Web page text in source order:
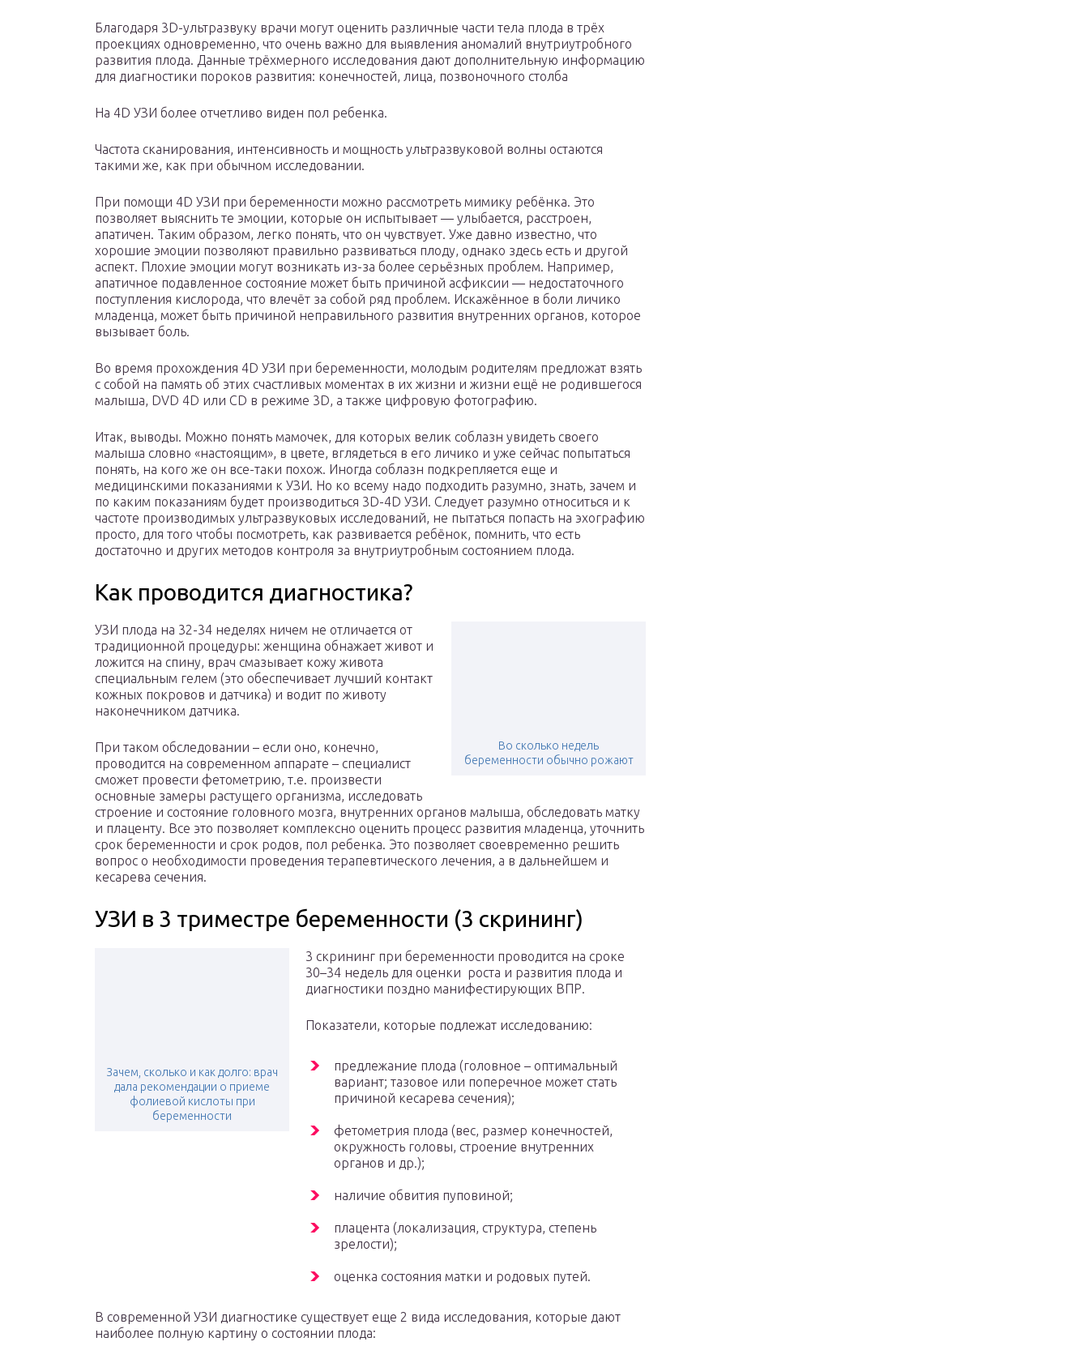
Благодаря 3D-ультразвуку врачи могут оценить различные части тела плода в трёх
проекциях одновременно, что очень важно для выявления аномалий внутриутробного
развития плода. Данные трёхмерного исследования дают дополнительную информацию
для диагностики пороков развития: конечностей, лица, позвоночного столба
На 4D УЗИ более отчетливо виден пол ребенка.
Частота сканирования, интенсивность и мощность ультразвуковой волны остаются
такими же, как при обычном исследовании.
При помощи 4D УЗИ при беременности можно рассмотреть мимику ребёнка. Это
позволяет выяснить те эмоции, которые он испытывает — улыбается, расстроен,
апатичен. Таким образом, легко понять, что он чувствует. Уже давно известно, что
хорошие эмоции позволяют правильно развиваться плоду, однако здесь есть и другой
аспект. Плохие эмоции могут возникать из-за более серьёзных проблем. Например,
апатичное подавленное состояние может быть причиной асфиксии — недостаточного
поступления кислорода, что влечёт за собой ряд проблем. Искажённое в боли личико
младенца, может быть причиной неправильного развития внутренних органов, которое
вызывает боль.
Во время прохождения 4D УЗИ при беременности, молодым родителям предложат взять
с собой на память об этих счастливых моментах в их жизни и жизни ещё не родившегося
малыша, DVD 4D или СD в режиме 3D, а также цифровую фотографию.
Итак, выводы. Можно понять мамочек, для которых велик соблазн увидеть своего
малыша словно «настоящим», в цвете, вглядеться в его личико и уже сейчас попытаться
понять, на кого же он все-таки похож. Иногда соблазн подкрепляется еще и
медицинскими показаниями к УЗИ. Но ко всему надо подходить разумно, знать, зачем и
по каким показаниям будет производиться 3D-4D УЗИ. Следует разумно относиться и к
частоте производимых ультразвуковых исследований, не пытаться попасть на эхографию
просто, для того чтобы посмотреть, как развивается ребёнок, помнить, что есть
достаточно и других методов контроля за внутриутробным состоянием плода.
Как проводится диагностика?
Во сколько недель
беременности обычно рожают
УЗИ плода на 32-34 неделях ничем не отличается от
традиционной процедуры: женщина обнажает живот и
ложится на спину, врач смазывает кожу живота
специальным гелем (это обеспечивает лучший контакт
кожных покровов и датчика) и водит по животу
наконечником датчика.
При таком обследовании – если оно, конечно,
проводится на современном аппарате – специалист
сможет провести фетометрию, т.е. произвести
основные замеры растущего организма, исследовать
строение и состояние головного мозга, внутренних органов малыша, обследовать матку
и плаценту. Все это позволяет комплексно оценить процесс развития младенца, уточнить
срок беременности и срок родов, пол ребенка. Это позволяет своевременно решить
вопрос о необходимости проведения терапевтического лечения, а в дальнейшем и
кесарева сечения.
УЗИ в 3 триместре беременности (3 скрининг)
Зачем, сколько и как долго: врач
дала рекомендации о приеме
фолиевой кислоты при
беременности
3 скрининг при беременности проводится на сроке
30–34 недель для оценки роста и развития плода и
диагностики поздно манифестирующих ВПР.
Показатели, которые подлежат исследованию:
предлежание плода (головное – оптимальный
вариант; тазовое или поперечное может стать
причиной кесарева сечения);
фетометрия плода (вес, размер конечностей,
окружность головы, строение внутренних
органов и др.);
наличие обвития пуповиной;
плацента (локализация, структура, степень
зрелости);
оценка состояния матки и родовых путей.
В современной УЗИ диагностике существует еще 2 вида исследования, которые дают
наиболее полную картину о состоянии плода: